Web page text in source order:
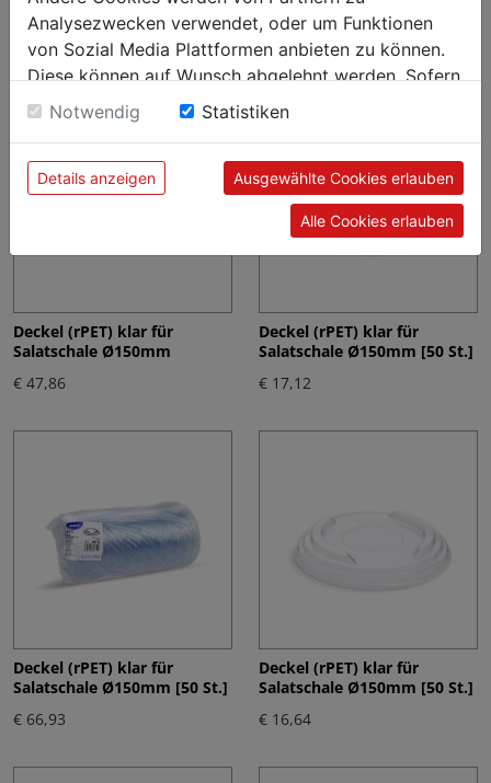
St.]
€ 14,62
€ 15,24
Deckel (rPET) klar für
Salatschale Ø150mm
€ 47,86
Deckel (rPET) klar für
Salatschale Ø150mm [50 St.]
€ 17,12
Deckel (rPET) klar für
Salatschale Ø150mm [50 St.]
€ 66,93
Deckel (rPET) klar für
Salatschale Ø150mm [50 St.]
€ 16,64
Analysezwecken verwendet, oder um Funktionen
von Sozial Media Plattformen anbieten zu können.
Diese können auf Wunsch abgelehnt werden. Sofern
sie unsere Webseite weiter nutzen, geben Sie
Einwilligung zu unseren Cookies.
Notwendig Statistiken
Details anzeigen Ausgewählte Cookies erlauben
Alle Cookies erlauben